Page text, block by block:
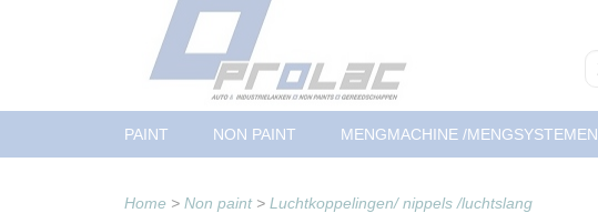
PAINT NON PAINT MENGMACHINE /MENGSYSTEMEN
Home > Non paint> Luchtkoppelingen/ nippels /luchtslang